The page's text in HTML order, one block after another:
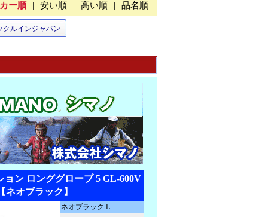
ー順 | 安い順 | 高い順 | 品名順
クルインジャパン
ン ロンググローブ 5 GL-600V
【ネオブラック】
ネオブラック L